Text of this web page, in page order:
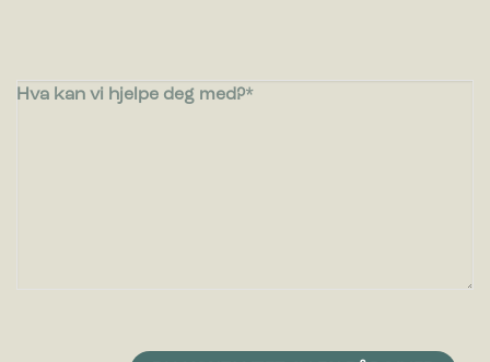
Hva kan vi hjelpe deg med?